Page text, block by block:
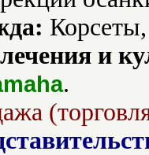
и
.